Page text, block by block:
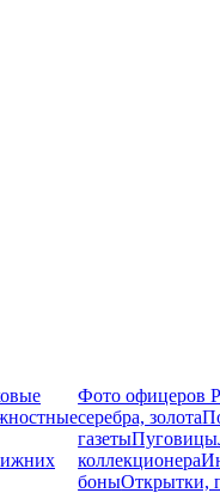
Фото офицеров
серебра, золота
газетыПуговицы
коллекционера
боныОткрытки,